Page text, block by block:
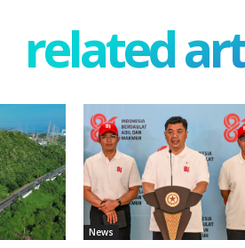
related
News